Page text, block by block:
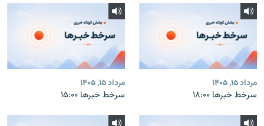
مرداد ۱۵, ۱۴۰۵
سرخط خبرها ۱۸:۰۰
مرداد ۱۵, ۱۴۰۵
سرخط خبرها ۱۵:۰۰